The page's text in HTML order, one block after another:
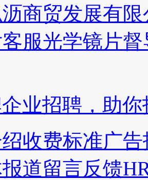
沥商贸发展有
服光学镜片督
业招聘，助
收费标准广
道留言反馈